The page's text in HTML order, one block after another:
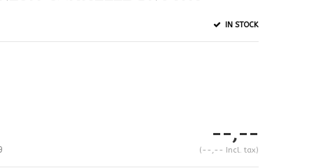
IN STOCK
--,--
(--,-- Incl. tax)